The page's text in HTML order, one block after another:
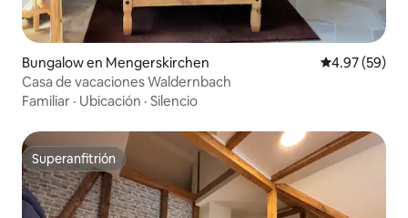
Bungalow en Mengerskirchen Calificación
4.97 (59)
Casa de vacaciones Waldernbach
Familiar · Ubicación · Silencio
Superanfitrión
Superanfitrión